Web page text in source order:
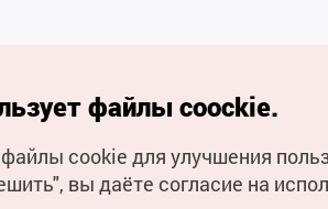
Кореи Все права
связанных с работой
файлы coockie.
cookie для улучшения
вы даёте согласие на